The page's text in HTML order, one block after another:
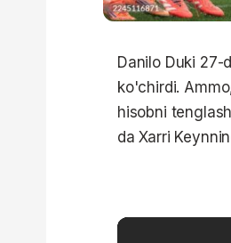
Danilo Duki
ko'chirdi.
hisobni
da Xarri